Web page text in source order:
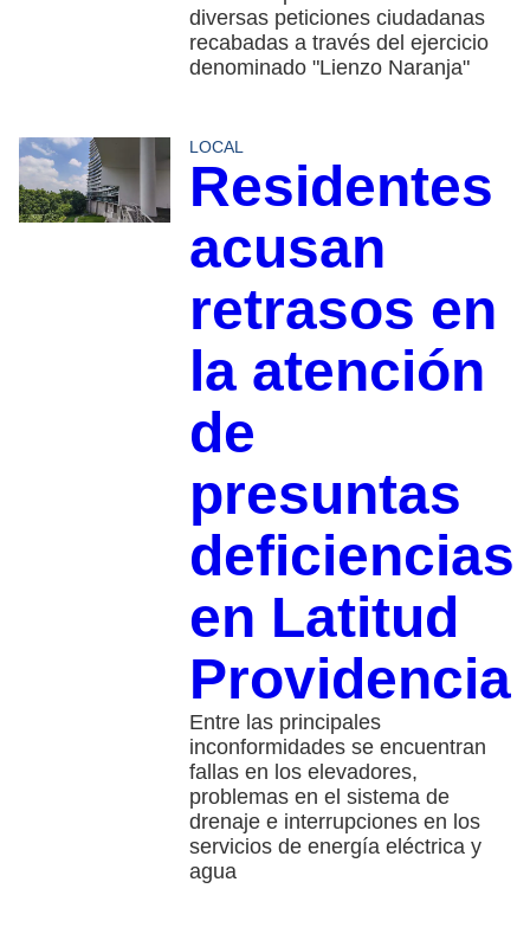
diversas peticiones ciudadanas
recabadas a través del ejercicio
denominado "Lienzo Naranja"
LOCAL
Residentes
acusan
retrasos en
la atención
de
presuntas
deficiencias
en Latitud
Providencia
Entre las principales
inconformidades se encuentran
fallas en los elevadores,
problemas en el sistema de
drenaje e interrupciones en los
servicios de energía eléctrica y
agua